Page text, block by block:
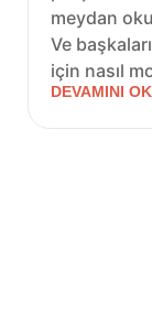
meydan
Ve
için nasıl
DEVAMINI